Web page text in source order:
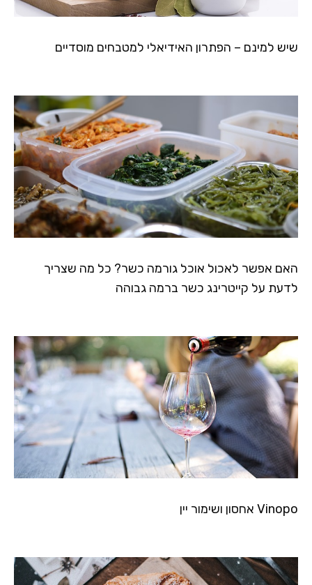
שיש למינם – הפתרון האידיאלי למטבחים מוסדיים
האם אפשר לאכול אוכל גורמה כשר? כל מה שצריך
לדעת על קייטרינג כשר ברמה גבוהה
Vinopo אחסון ושימור יין